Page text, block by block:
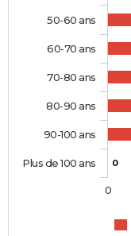
0
50-60 ans
60-70 ans
70-80 ans
80-90 ans
90-100 ans
Plus de 100 ans
0